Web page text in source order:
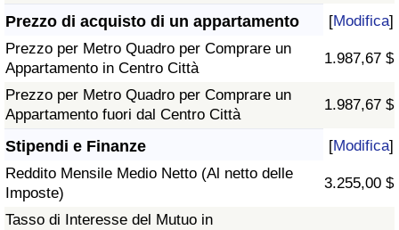
Prezzo di acquisto di un appartamento [Modifica]
Prezzo per Metro Quadro per Comprare un
Appartamento in Centro Città
1.987,67 $
Prezzo per Metro Quadro per Comprare un
Appartamento fuori dal Centro Città
1.987,67 $
Stipendi e Finanze [Modifica]
Reddito Mensile Medio Netto (Al netto delle
Imposte)
3.255,00 $
Tasso di Interesse del Mutuo in
Indice della Criminalità
Indice di criminalità per paese
Assistenza Sanitaria
Indice dell’Assistenza Sanitaria (Corrente)
Indice dell’Assistenza Sanitaria